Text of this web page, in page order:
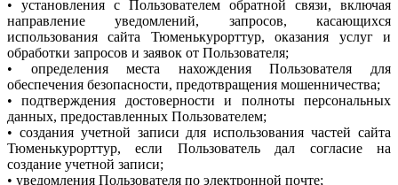
• установления с Пользователем обратной связи, включая
направление уведомлений, запросов, касающихся
использования сайта Тюменькурорттур, оказания услуг и
обработки запросов и заявок от Пользователя;
• определения места нахождения Пользователя для
обеспечения безопасности, предотвращения мошенничества;
• подтверждения достоверности и полноты персональных
данных, предоставленных Пользователем;
• создания учетной записи для использования частей сайта
Тюменькурорттур, если Пользователь дал согласие на
создание учетной записи;
• уведомления Пользователя по электронной почте;